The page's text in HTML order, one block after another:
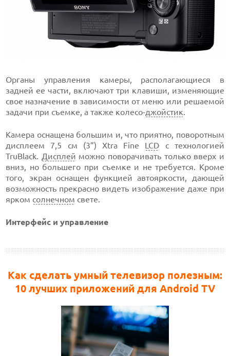
Органы управления камеры, располагающиеся в
задней ее части, включают три клавиши, изменяющие
свое назначение в зависимости от меню или решаемой
задачи при съемке, а также колесо-джойстик.
Камера оснащена большим и, что приятно, поворотным
дисплеем 7,5 см (3”) Xtra Fine LCD с технологией
TruBlack. Дисплей можно поворачивать только вверх и
вниз, но большего при съемке и не требуется. Кроме
того, экран оснащен функцией автояркости, дающей
возможность прекрасно видеть изображение даже при
ярком солнечном свете.
Интерфейс и управление
Как сделать умный телевизор полезным:
10 лучших приложений для Android TV